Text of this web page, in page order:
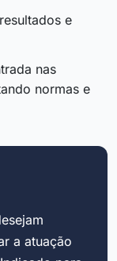
e
nas
normas e
a atuação